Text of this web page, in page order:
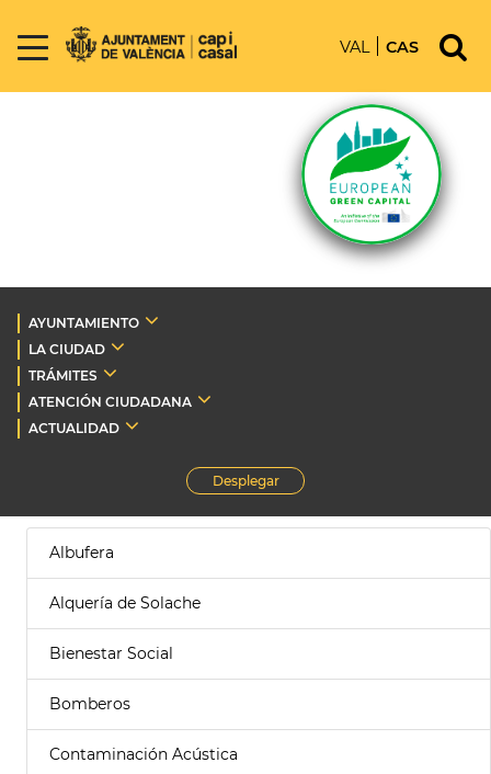
VAL CAS
AYUNTAMIENTO
LA CIUDAD
TRÁMITES
ATENCIÓN CIUDADANA
ACTUALIDAD
Desplegar
Albufera
Alquería de Solache
Bienestar Social
Bomberos
Contaminación Acústica